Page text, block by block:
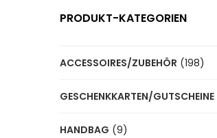
PRODUKT-KATEGORIEN
ACCESSOIRES/ZUBEHÖR (198)
GESCHENKKARTEN/GUTSCHEINE
HANDBAG (9)